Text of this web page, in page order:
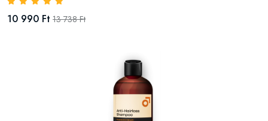
10 990 Ft 13 738 Ft